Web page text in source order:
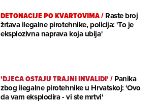
DETONACIJE PO KVARTOVIMA/Raste broj
žrtava ilegalne pirotehnike, policija: 'To je
eksplozivna naprava koja ubija'
'DJECA OSTAJU TRAJNI INVALIDI'/Panika
zbog ilegalne pirotehnike u Hrvatskoj: 'Ovo
da vam eksplodira - vi ste mrtvi'